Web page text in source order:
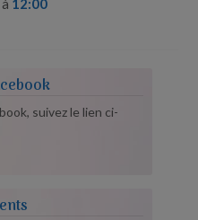
12:00
suivez le lien ci-